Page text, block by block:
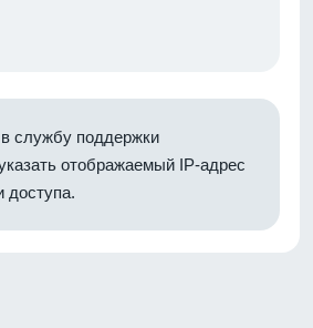
службу поддержки
отображаемый IP-адрес
доступа.